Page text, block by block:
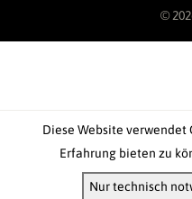
©
Diese Website verwendet
Erfahrung bieten zu
Nur technisch